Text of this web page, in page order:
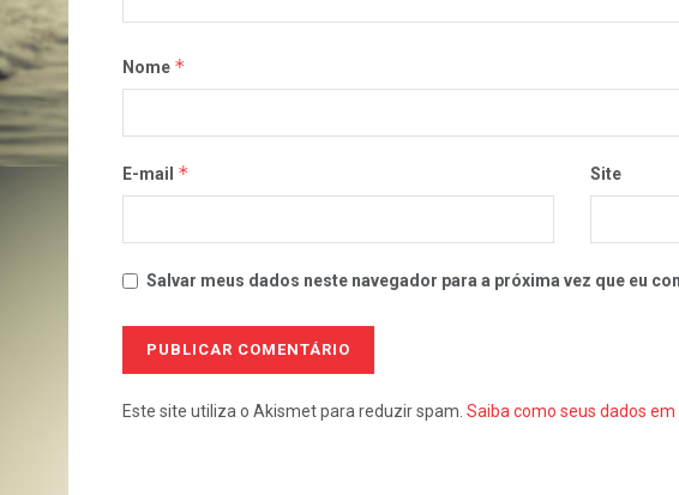
Nome *
E-mail * Site
Salvar meus dados neste navegador para a próxima vez que eu
Este site utiliza o Akismet para reduzir spam. Saiba como seus dados